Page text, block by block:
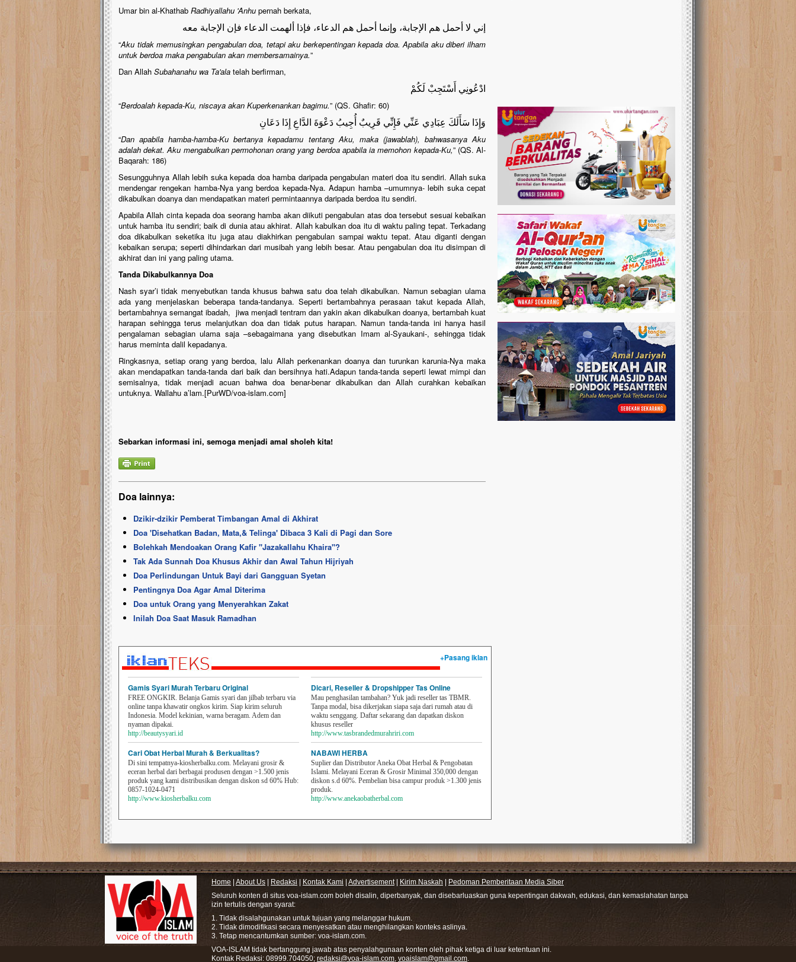
Umar bin al-Khathab Radhiyallahu 'Anhu pernah berkata,
إني لا أحمل هم الإجابة، وإنما أحمل هم الدعاء، فإذا ألهمت الدعاء فإن الإجابة معه
“Aku tidak memusingkan pengabulan doa, tetapi aku berkepentingan kepada doa. Apabila aku diberi ilham
untuk berdoa maka pengabulan akan membersamainya.”
Dan Allah Subahanahu wa Ta'ala telah berfirman,
ادْعُونِي أَسْتَجِبْ لَكُمْ
“Berdoalah kepada-Ku, niscaya akan Kuperkenankan bagimu.” (QS. Ghafir: 60)
وَإِذَا سَأَلَكَ عِبَادِي عَنِّي فَإِنِّي قَرِيبٌ أُجِيبُ دَعْوَةَ الدَّاعِ إِذَا دَعَانِ
“Dan apabila hamba-hamba-Ku bertanya kepadamu tentang Aku, maka (jawablah), bahwasanya Aku
adalah dekat. Aku mengabulkan permohonan orang yang berdoa apabila ia memohon kepada-Ku,” (QS. Al-
Baqarah: 186)
Sesungguhnya Allah lebih suka kepada doa hamba daripada pengabulan materi doa itu sendiri. Allah suka
mendengar rengekan hamba-Nya yang berdoa kepada-Nya. Adapun hamba –umumnya- lebih suka cepat
dikabulkan doanya dan mendapatkan materi permintaannya daripada berdoa itu sendiri.
Apabila Allah cinta kepada doa seorang hamba akan diikuti pengabulan atas doa tersebut sesuai kebaikan
untuk hamba itu sendiri; baik di dunia atau akhirat. Allah kabulkan doa itu di waktu paling tepat. Terkadang
doa dikabulkan seketika itu juga atau diakhirkan pengabulan sampai waktu tepat. Atau diganti dengan
kebaikan serupa; seperti dihindarkan dari musibah yang lebih besar. Atau pengabulan doa itu disimpan di
akhirat dan ini yang paling utama.
Tanda Dikabulkannya Doa
Nash syar’i tidak menyebutkan tanda khusus bahwa satu doa telah dikabulkan. Namun sebagian ulama
ada yang menjelaskan beberapa tanda-tandanya. Seperti bertambahnya perasaan takut kepada Allah,
bertambahnya semangat ibadah, jiwa menjadi tentram dan yakin akan dikabulkan doanya, bertambah kuat
harapan sehingga terus melanjutkan doa dan tidak putus harapan. Namun tanda-tanda ini hanya hasil
pengalaman sebagian ulama saja –sebagaimana yang disebutkan Imam al-Syaukani-, sehingga tidak
harus meminta dalil kepadanya.
Ringkasnya, setiap orang yang berdoa, lalu Allah perkenankan doanya dan turunkan karunia-Nya maka
akan mendapatkan tanda-tanda dari baik dan bersihnya hati.Adapun tanda-tanda seperti lewat mimpi dan
semisalnya, tidak menjadi acuan bahwa doa benar-benar dikabulkan dan Allah curahkan kebaikan
untuknya. Wallahu a’lam.[PurWD/voa-islam.com]
Sebarkan informasi ini, semoga menjadi amal sholeh kita!
Doa lainnya:
Dzikir-dzikir Pemberat Timbangan Amal di Akhirat
Doa 'Disehatkan Badan, Mata,& Telinga' Dibaca 3 Kali di Pagi dan Sore
Bolehkah Mendoakan Orang Kafir ''Jazakallahu Khaira''?
Tak Ada Sunnah Doa Khusus Akhir dan Awal Tahun Hijriyah
Doa Perlindungan Untuk Bayi dari Gangguan Syetan
Pentingnya Doa Agar Amal Diterima
Doa untuk Orang yang Menyerahkan Zakat
Inilah Doa Saat Masuk Ramadhan
+Pasang iklan
Gamis Syari Murah Terbaru Original
FREE ONGKIR. Belanja Gamis syari dan jilbab terbaru via
online tanpa khawatir ongkos kirim. Siap kirim seluruh
Indonesia. Model kekinian, warna beragam. Adem dan
nyaman dipakai.
http://beautysyari.id
Cari Obat Herbal Murah & Berkualitas?
Di sini tempatnya-kiosherbalku.com. Melayani grosir &
eceran herbal dari berbagai produsen dengan >1.500 jenis
produk yang kami distribusikan dengan diskon sd 60% Hub:
0857-1024-0471
http://www.kiosherbalku.com
Dicari, Reseller & Dropshipper Tas Online
Mau penghasilan tambahan? Yuk jadi reseller tas TBMR.
Tanpa modal, bisa dikerjakan siapa saja dari rumah atau di
waktu senggang. Daftar sekarang dan dapatkan diskon
khusus reseller
http://www.tasbrandedmurahriri.com
NABAWI HERBA
Suplier dan Distributor Aneka Obat Herbal & Pengobatan
Islami. Melayani Eceran & Grosir Minimal 350,000 dengan
diskon s.d 60%. Pembelian bisa campur produk >1.300 jenis
produk.
http://www.anekaobatherbal.com
Home About Us Redaksi Kontak Kami Advertisement| Kirim Naskah
Pedoman Pemberitaan Media Siber
Seluruh konten di situs voa-islam.com boleh disalin, diperbanyak, dan disebarluaskan guna kepentingan dakwah, edukasi, dan kemaslahatan tanpa
izin tertulis dengan syarat:
1. Tidak disalahgunakan untuk tujuan yang melanggar hukum.
2. Tidak dimodifikasi secara menyesatkan atau menghilangkan konteks aslinya.
3. Tetap mencantumkan sumber: voa-islam.com.
VOA-ISLAM tidak bertanggung jawab atas penyalahgunaan konten oleh pihak ketiga di luar ketentuan ini.
Kontak Redaksi: 08999.704050; redaksi@voa-islam.com, voaislam@gmail.com.